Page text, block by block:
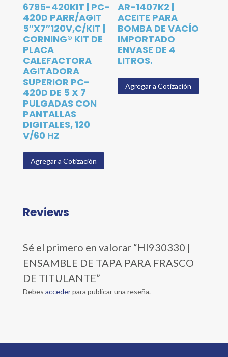
6795-420KIT | PC-
420D PARR/AGIT
5″X7″120V,C/KIT |
CORNING® KIT DE
PLACA
CALEFACTORA
AGITADORA
SUPERIOR PC-
420D DE 5 X 7
PULGADAS CON
PANTALLAS
DIGITALES, 120
V/60 HZ
Agregar a Cotización
AR-1407K2 |
ACEITE PARA
BOMBA DE VACÍO
IMPORTADO
ENVASE DE 4
LITROS.
Agregar a Cotización
Reviews
Sé el primero en valorar “HI930330 |
ENSAMBLE DE TAPA PARA FRASCO
DE TITULANTE”
Debes accederpara publicar una reseña.